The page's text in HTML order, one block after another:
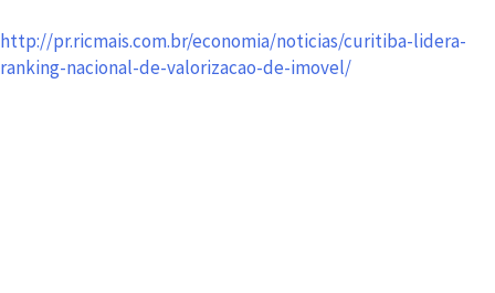
http://pr.ricmais.com.br/economia/noticias/curitiba-lidera-
ranking-nacional-de-valorizacao-de-imovel/